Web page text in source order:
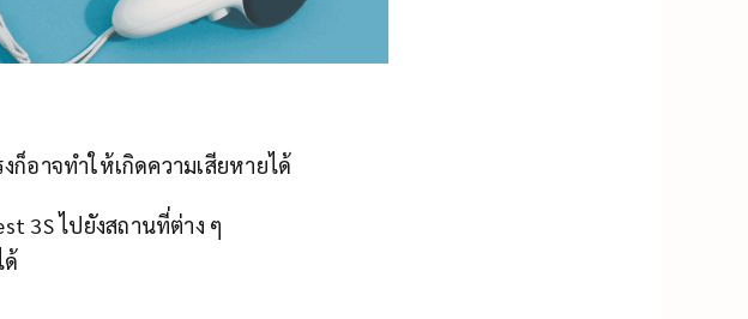
อาจทำให้เกิดความเสียหายได้
3S ไปยังสถานที่ต่าง ๆ
ด้